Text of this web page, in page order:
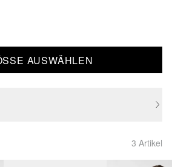
AUSWÄHLEN
3 Artikel